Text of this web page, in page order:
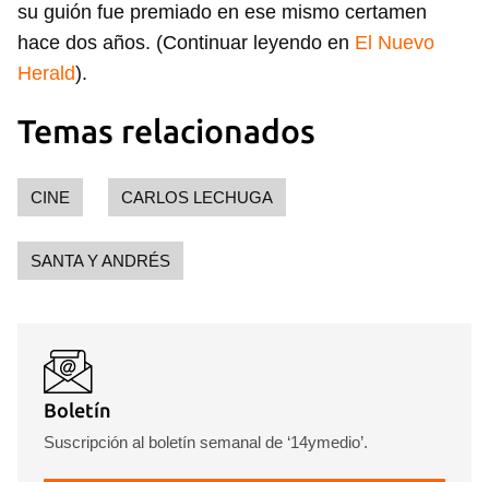
su guión fue premiado en ese mismo certamen
hace dos años. (Continuar leyendo en El Nuevo
Herald).
Temas relacionados
CINE CARLOS LECHUGA
SANTA Y ANDRÉS
Boletín
Suscripción al boletín semanal de ‘14ymedio’.